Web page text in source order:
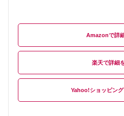
Amazon
楽天
Yahoo!ショッピング